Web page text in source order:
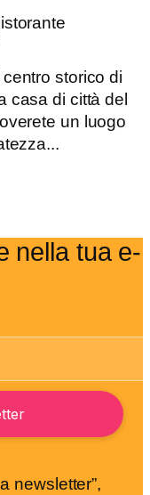
storico di
casa di città del
un luogo
nella tua e-
newsletter”,